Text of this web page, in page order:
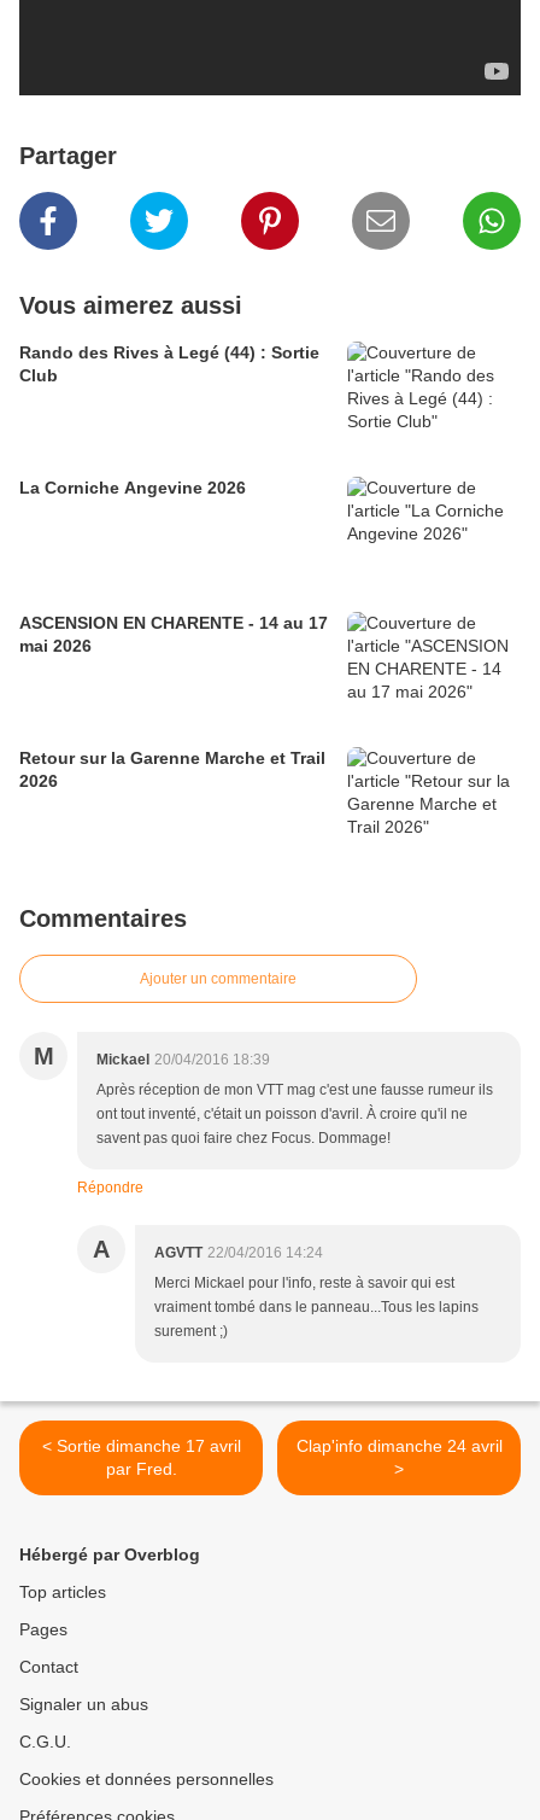
Partager
Vous aimerez aussi
Rando des Rives à Legé (44) : Sortie
Club
La Corniche Angevine 2026
ASCENSION EN CHARENTE - 14 au 17
mai 2026
Retour sur la Garenne Marche et Trail
2026
Commentaires
Ajouter un commentaire
M Mickael 20/04/2016 18:39
Après réception de mon VTT mag c'est une fausse rumeur ils
ont tout inventé, c'était un poisson d'avril. À croire qu'il ne
savent pas quoi faire chez Focus. Dommage!
Répondre
A AGVTT 22/04/2016 14:24
Merci Mickael pour l'info, reste à savoir qui est
vraiment tombé dans le panneau...Tous les lapins
surement ;)
< Sortie dimanche 17 avril
par Fred.
Clap'info dimanche 24 avril
>
Hébergé par Overblog
Top articles
Pages
Contact
Signaler un abus
C.G.U.
Cookies et données personnelles